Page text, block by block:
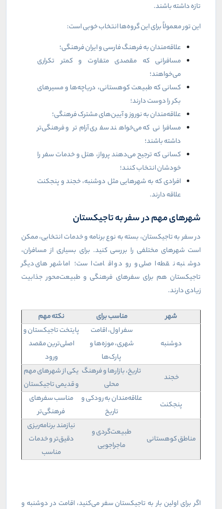
تازه داشته باشند.
این تور معمولاً برای این گروه‌ها انتخاب خوبی است:
علاقه‌مندان به فرهنگ فارسی و ایران فرهنگی؛
مسافرانی که مقصدی متفاوت و کمتر تکراری
می‌خواهند؛
کسانی که طبیعت کوهستانی، دریاچه‌ها و مسیرهای
بکر را دوست دارند؛
علاقه‌مندان به نوروز و آیین‌های مشترک فرهنگی؛
مسافرانی که می‌خواهند سفری آرام‌تر و فرهنگی‌تر
داشته باشند؛
کسانی که ترجیح می‌دهند پرواز، هتل و خدمات سفر را
خودشان انتخاب کنند؛
افرادی که به شهرهایی مثل دوشنبه، خجند و پنجکنت
علاقه دارند.
شهرهای مهم در سفر به تاجیکستان
در سفر به تاجیکستان، بسته به نوع برنامه و خدمات انتخابی، ممکن
است شهرهای مختلفی را بررسی کنید. برای بسیاری از مسافران،
دوشنبه نقطه اصلی ورود و اقامت است؛ اما شهرهای دیگر
تاجیکستان هم برای سفرهای فرهنگی و طبیعت‌محور جذابیت
زیادی دارند.
شهر مناسب برای نکته مهم
دوشنبه
سفر اول، اقامت
شهری، موزه‌ها و
پارک‌ها
پایتخت تاجیکستان و
اصلی‌ترین مقصد
ورود
خجند
تاریخ، بازارها و فرهنگ
محلی
یکی از شهرهای مهم
و قدیمی تاجیکستان
پنجکنت
علاقه‌مندان به رودکی و
تاریخ
مناسب سفرهای
فرهنگی‌تر
مناطق کوهستانی
طبیعت‌گردی و
ماجراجویی
نیازمند برنامه‌ریزی
دقیق‌تر و خدمات
مناسب
اگر برای اولین بار به تاجیکستان سفر می‌کنید، اقامت در دوشنبه و